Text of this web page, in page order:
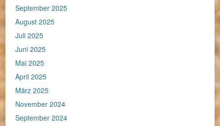
September 2025
August 2025
Juli 2025
Juni 2025
Mai 2025
April 2025
März 2025
November 2024
September 2024